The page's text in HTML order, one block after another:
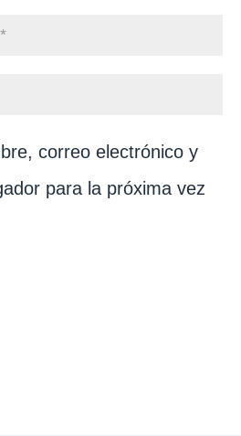
correo electrónico y
para la próxima vez